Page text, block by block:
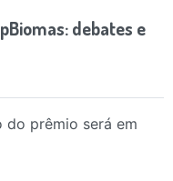
debates e
do prêmio será em